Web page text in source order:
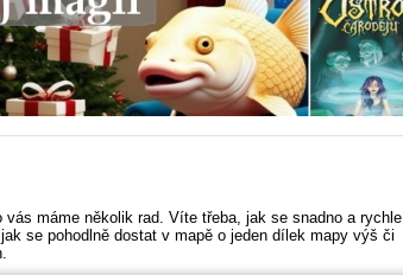
máme několik rad. Víte třeba, jak se snadno a rychle
se pohodlně dostat v mapě o jeden dílek mapy výš či